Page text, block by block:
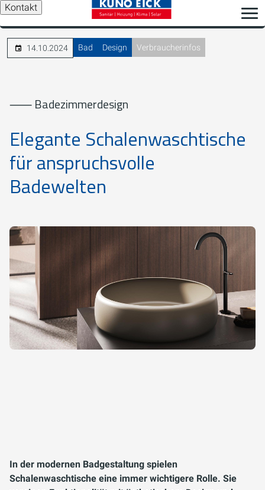
Kontakt
14.10.2024 Bad Design Verbraucherinfos
⸺ Badezimmerdesign
Elegante Schalenwaschtische
für anspruchsvolle
Badewelten
In der modernen Badgestaltung spielen
Schalenwaschtische eine immer wichtigere Rolle. Sie